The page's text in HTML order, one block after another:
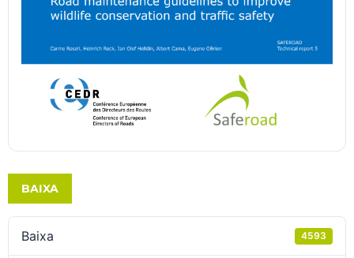
BAIXA
Baixa 4593